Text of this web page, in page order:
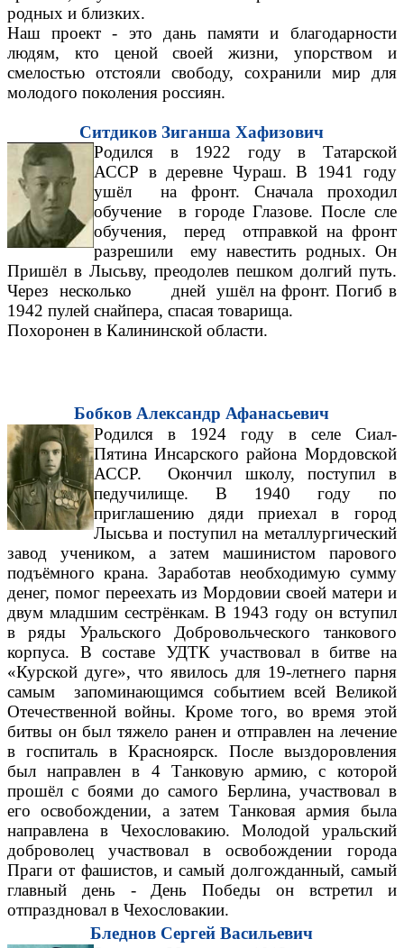
родных и близких.
Наш проект - это дань памяти и благодарности
людям, кто ценой своей жизни, упорством и
смелостью отстояли свободу, сохранили мир для
молодого поколения россиян.
Ситдиков Зиганша Хафизович
Родился в 1922 году в Татарской
АССР в деревне Чураш. В 1941 году
ушёл на фронт. Сначала проходил
обучение в городе Глазове. После сле
обучения, перед отправкой на фронт
разрешили ему навестить родных. Он
Пришёл в Лысьву, преодолев пешком долгий путь.
Через несколько дней ушёл на фронт. Погиб в
1942 пулей снайпера, спасая товарища.
Похоронен в Калининской области.
Бобков Александр Афанасьевич
Родился в 1924 году в селе Сиал-
Пятина Инсарского района Мордовской
АССР. Окончил школу, поступил в
педучилище. В 1940 году по
приглашению дяди приехал в город
Лысьва и поступил на металлургический
завод учеником, а затем машинистом парового
подъёмного крана. Заработав необходимую сумму
денег, помог переехать из Мордовии своей матери и
двум младшим сестрёнкам. В 1943 году он вступил
в ряды Уральского Добровольческого танкового
корпуса. В составе УДТК участвовал в битве на
«Курской дуге», что явилось для 19-летнего парня
самым запоминающимся событием всей Великой
Отечественной войны. Кроме того, во время этой
битвы он был тяжело ранен и отправлен на лечение
в госпиталь в Красноярск. После выздоровления
был направлен в 4 Танковую армию, с которой
прошёл с боями до самого Берлина, участвовал в
его освобождении, а затем Танковая армия была
направлена в Чехословакию. Молодой уральский
доброволец участвовал в освобождении города
Праги от фашистов, и самый долгожданный, самый
главный день - День Победы он встретил и
отпраздновал в Чехословакии.
Бледнов Сергей Васильевич